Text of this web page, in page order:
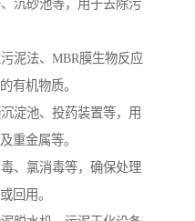
沉砂池等，用于去除污
泥法、MBR膜生物反应
有机物质。
淀池、投药装置等，用
重金属等。
、氯消毒等，确保处理
回用。